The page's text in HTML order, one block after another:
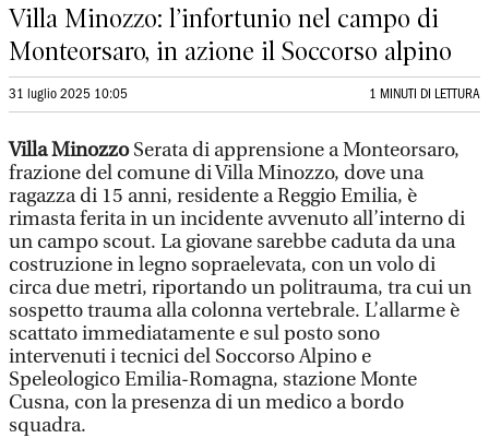
Villa Minozzo: l’infortunio nel campo di
Monteorsaro, in azione il Soccorso alpino
31 luglio 2025 10:05 1 MINUTI DI LETTURA
Villa MinozzoSerata di apprensione a Monteorsaro,
frazione del comune di Villa Minozzo, dove una
ragazza di 15 anni, residente a Reggio Emilia, è
rimasta ferita in un incidente avvenuto all’interno di
un campo scout. La giovane sarebbe caduta da una
costruzione in legno sopraelevata, con un volo di
circa due metri, riportando un politrauma, tra cui un
sospetto trauma alla colonna vertebrale. L’allarme è
scattato immediatamente e sul posto sono
intervenuti i tecnici del Soccorso Alpino e
Speleologico Emilia-Romagna, stazione Monte
Cusna, con la presenza di un medico a bordo
squadra.